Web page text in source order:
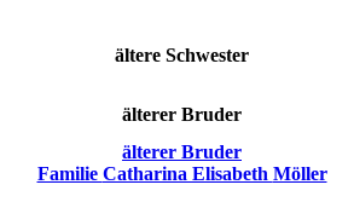
ältere Schwester
älterer Bruder
älterer Bruder
Familie Catharina Elisabeth Möller